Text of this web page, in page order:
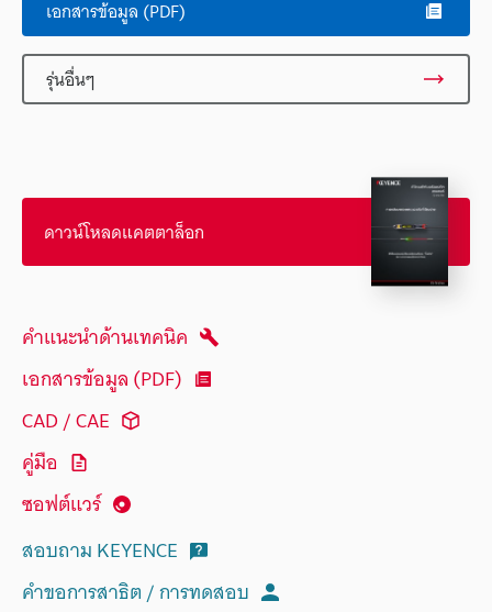
เอกสารข้อมูล (PDF)
รุ่นอื่นๆ
ดาวน์โหลดแคตตาล็อก
คำแนะนำด้านเทคนิค
เอกสารข้อมูล (PDF)
CAD / CAE
คู่มือ
ซอฟต์แวร์
สอบถาม KEYENCE
คำขอการสาธิต / การทดสอบ